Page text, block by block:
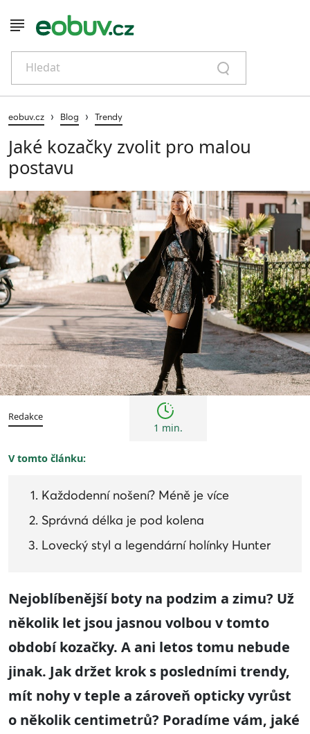
Hledat
eobuv.cz › Blog › Trendy
Jaké kozačky zvolit pro malou
postavu
Trendy
Redakce
1 min.
V tomto článku:
Každodenní nošení? Méně je více
Správná délka je pod kolena
Lovecký styl a legendární holínky Hunter
Nejoblíbenější boty na podzim a zimu? Už
několik let jsou jasnou volbou v tomto
období kozačky. A ani letos tomu nebude
jinak. Jak držet krok s posledními trendy,
mít nohy v teple a zároveň opticky vyrůst
o několik centimetrů? Poradíme vám, jaké